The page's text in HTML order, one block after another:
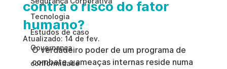
Tecnologia
Estudos de caso
Governança
conformidade
contra o risco do fator
humano?
Atualizado: 14 de fev.
O verdadeiro poder de um programa de
combate a ameaças internas reside numa